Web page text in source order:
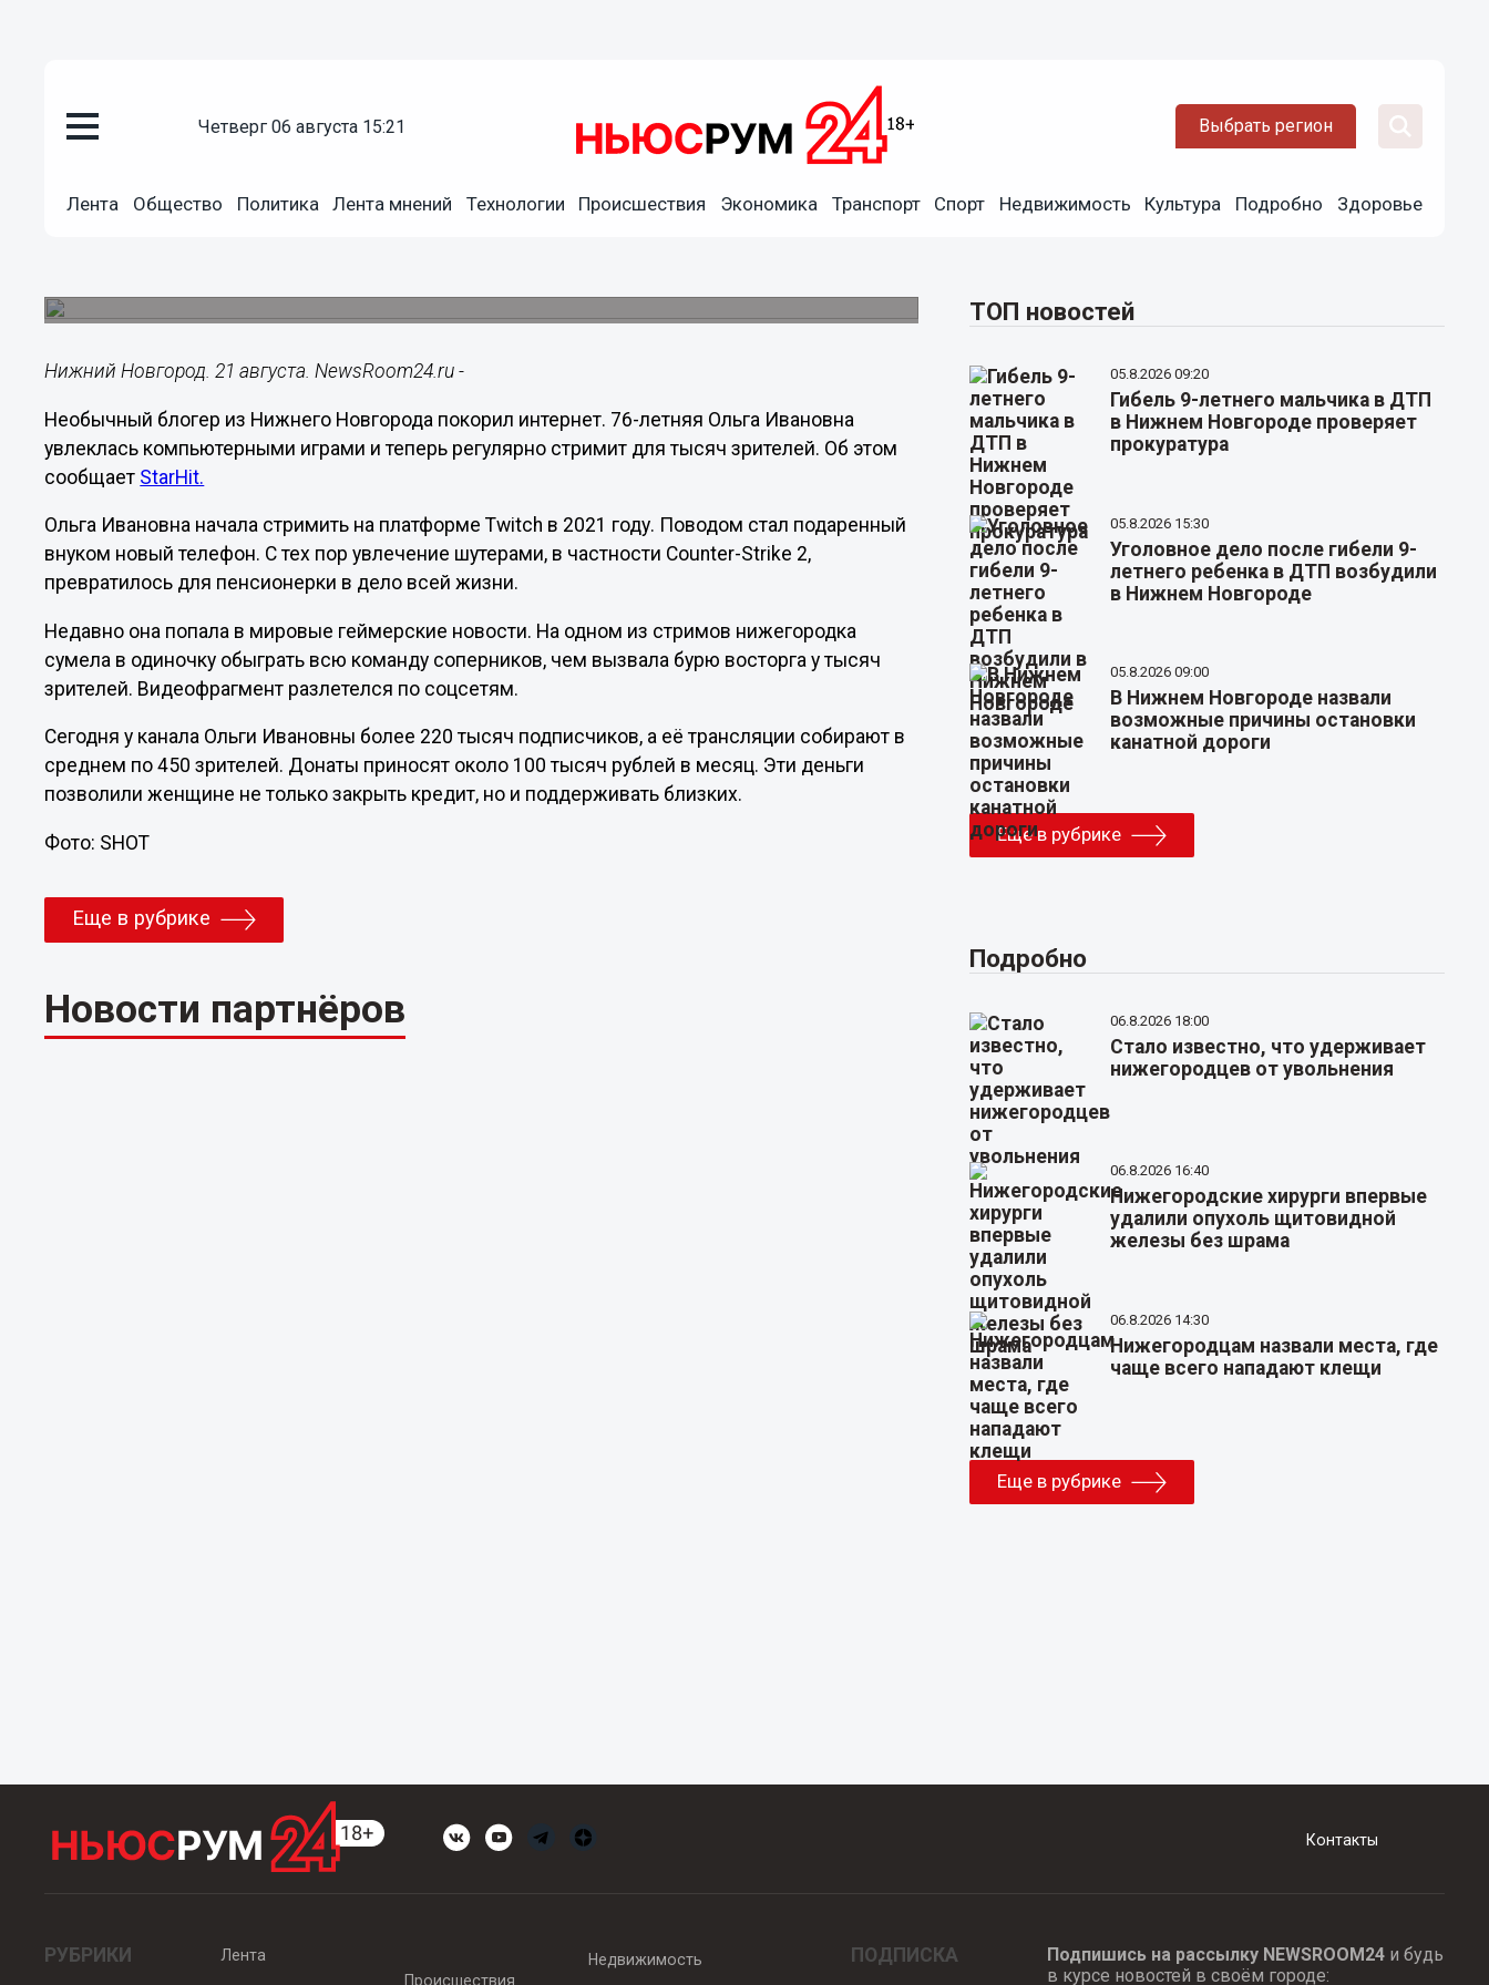
четверг 06 августа 15:21 Выбрать регион
Лента Общество Политика Лента мнений Технологии Происшествия Экономика Транспорт Спорт Недвижимость Культура Подробно Здоровье
76-летняя нижегородка покорила мир геймеров и
Нижний Новгород. 21 августа. NewsRoom24.ru -
Необычный блогер из Нижнего Новгорода покорил интернет. 76-летняя Ольга Ивановна
увлеклась компьютерными играми и теперь регулярно стримит для тысяч зрителей. Об этом
сообщает StarHit.
Ольга Ивановна начала стримить на платформе Twitch в 2021 году. Поводом стал подаренный
внуком новый телефон. С тех пор увлечение шутерами, в частности Counter-Strike 2,
превратилось для пенсионерки в дело всей жизни.
Недавно она попала в мировые геймерские новости. На одном из стримов нижегородка
сумела в одиночку обыграть всю команду соперников, чем вызвала бурю восторга у тысяч
зрителей. Видеофрагмент разлетелся по соцсетям.
Сегодня у канала Ольги Ивановны более 220 тысяч подписчиков, а её трансляции собирают в
среднем по 450 зрителей. Донаты приносят около 100 тысяч рублей в месяц. Эти деньги
позволили женщине не только закрыть кредит, но и поддерживать близких.
Фото: SHOT
Еще в рубрике
Новости партнёров
ТОП новостей
05.8.2026 09:20
Гибель 9-летнего мальчика в ДТП
в Нижнем Новгороде проверяет
прокуратура
05.8.2026 15:30
Уголовное дело после гибели 9-
летнего ребенка в ДТП возбудили
в Нижнем Новгороде
05.8.2026 09:00
В Нижнем Новгороде назвали
возможные причины остановки
канатной дороги
Еще в рубрике
Подробно
06.8.2026 18:00
Стало известно, что удерживает
нижегородцев от увольнения
06.8.2026 16:40
Нижегородские хирурги впервые
удалили опухоль щитовидной
железы без шрама
06.8.2026 14:30
Нижегородцам назвали места, где
чаще всего нападают клещи
Еще в рубрике
Контакты
РУБРИКИ
Лента
Происшествия
Недвижимость ПОДПИСКА Подпишись на рассылку NEWSROOM24и будь
в курсе новостей в своём городе: